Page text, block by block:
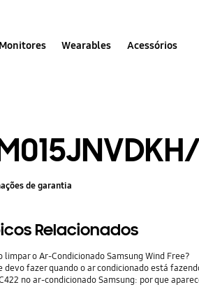
Wearables Acessórios
de garantia
Relacionados
limpar o Ar-Condicionado Samsung Wind Free?
devo fazer quando o ar condicionado está
no ar-condicionado Samsung: por que